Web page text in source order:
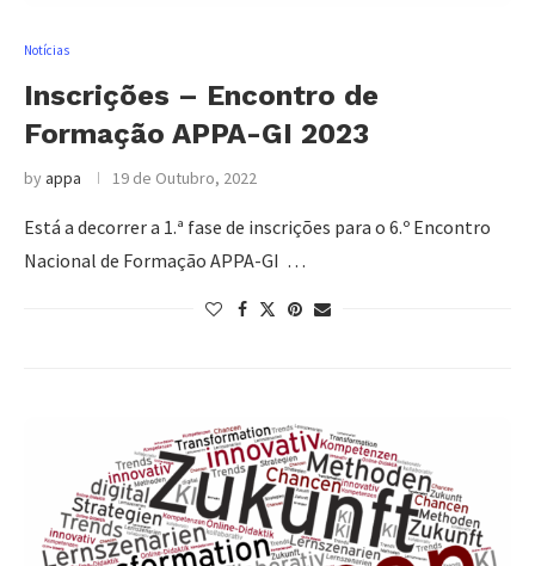
Notícias
Inscrições – Encontro de
Formação APPA-GI 2023
byappa 19 de Outubro, 2022
Está a decorrer a 1.ª fase de inscrições para o 6.º Encontro
Nacional de Formação APPA-GI …